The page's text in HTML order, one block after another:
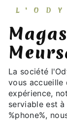
magasin bio à
La société l'Odysée Bio située près de Meursanges
vous accueille
expérience,
serviable est
%phone%,